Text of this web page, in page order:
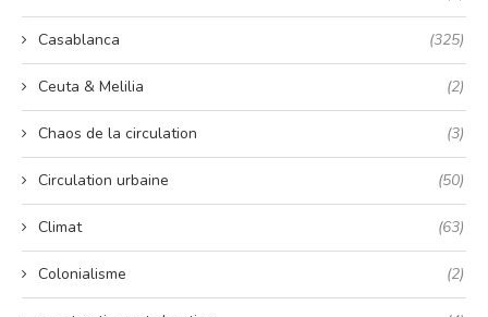
Casablanca (325)
Ceuta & Melilia (2)
Chaos de la circulation (3)
Circulation urbaine (50)
Climat (63)
Colonialisme (2)